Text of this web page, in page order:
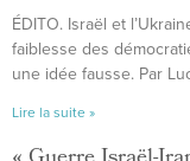
ÉDITO. Israël et
faiblesse des
une idée fausse. Par
Lire la suite »